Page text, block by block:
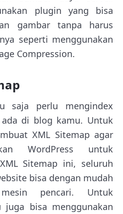
plugin yang bisa
gambar tanpa harus
seperti menggunakan
Compression.
saja perlu mengindex
di blog kamu. Untuk
XML Sitemap agar
WordPress untuk
Sitemap ini, seluruh
bisa dengan mudah
pencari. Untuk
juga bisa menggunakan